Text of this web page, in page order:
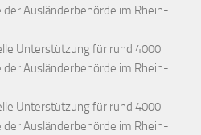
Ausländerbehörde im Rhein-
Unterstützung für rund 4000
Ausländerbehörde im Rhein-
Unterstützung für rund 4000
Ausländerbehörde im Rhein-